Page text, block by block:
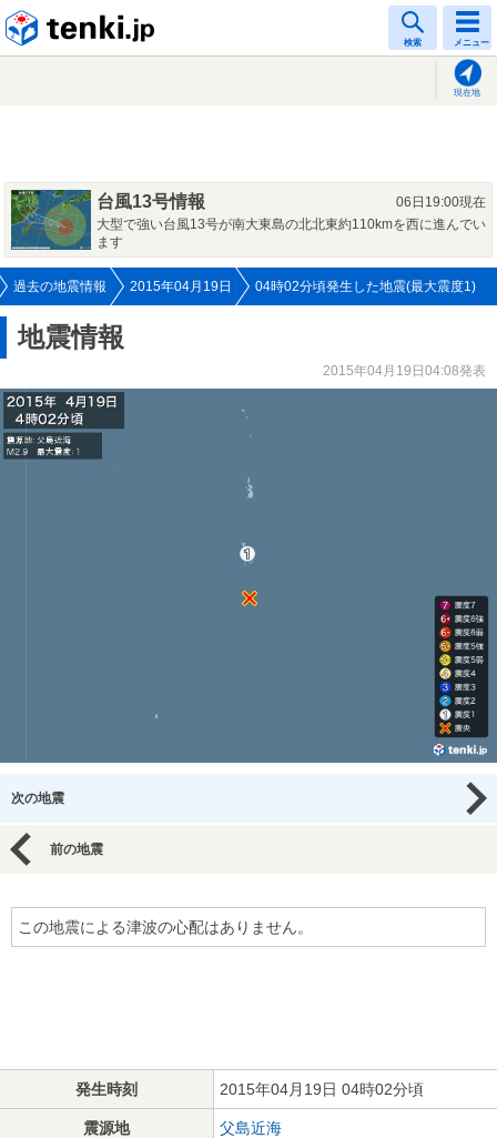
検索 メニュー
現在地
台風13号情報
06日19:00現在
大型で強い台風13号が南大東島の北北東約110kmを西に進んでい
ます
過去の地震情報 2015年04月19日 04時02分頃発生した地震(最大震度1)
地震情報
2015年04月19日04:08発表
次の地震
前の地震
この地震による津波の心配はありません。
発生時刻 2015年04月19日 04時02分頃
震源地 父島近海